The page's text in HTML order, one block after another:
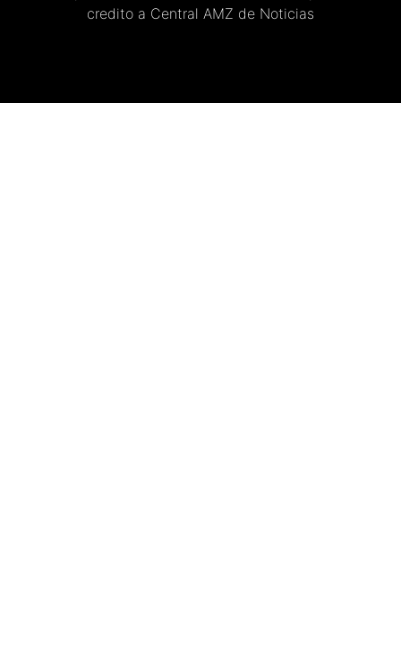
credito a Central AMZ de Noticias